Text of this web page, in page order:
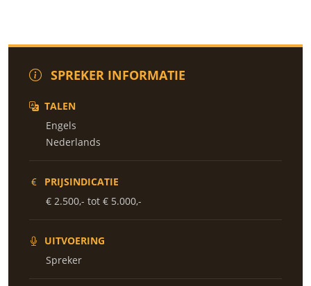
SPREKER INFORMATIE
TALEN
Engels
Nederlands
PRIJSINDICATIE
€ 2.500,- tot € 5.000,-
UITVOERING
Spreker